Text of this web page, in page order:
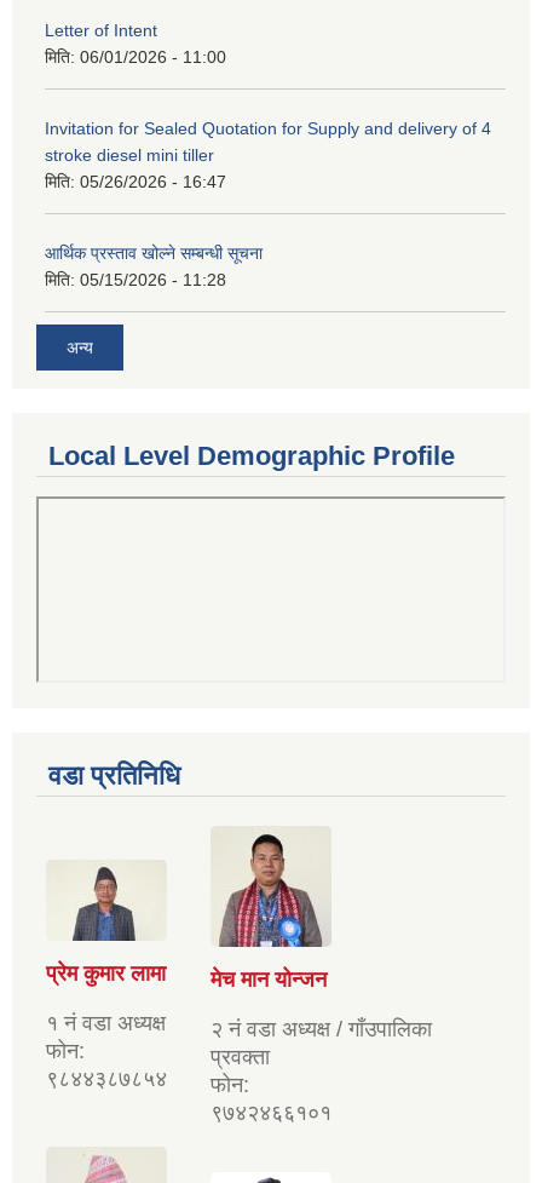
Letter of Intent
मिति: 06/01/2026 - 11:00
Invitation for Sealed Quotation for Supply and delivery of 4
stroke diesel mini tiller
मिति: 05/26/2026 - 16:47
आर्थिक प्रस्ताव खोल्ने सम्बन्धी सूचना
मिति: 05/15/2026 - 11:28
अन्य
Local Level Demographic Profile
वडा प्रतिनिधि
प्रेम कुमार लामा
१ नं वडा अध्यक्ष
फोन:
९८४४३८७८५४
मेच मान योन्जन
२ नं वडा अध्यक्ष / गाँउपालिका
प्रवक्ता
फोन:
९७४२४६६१०१